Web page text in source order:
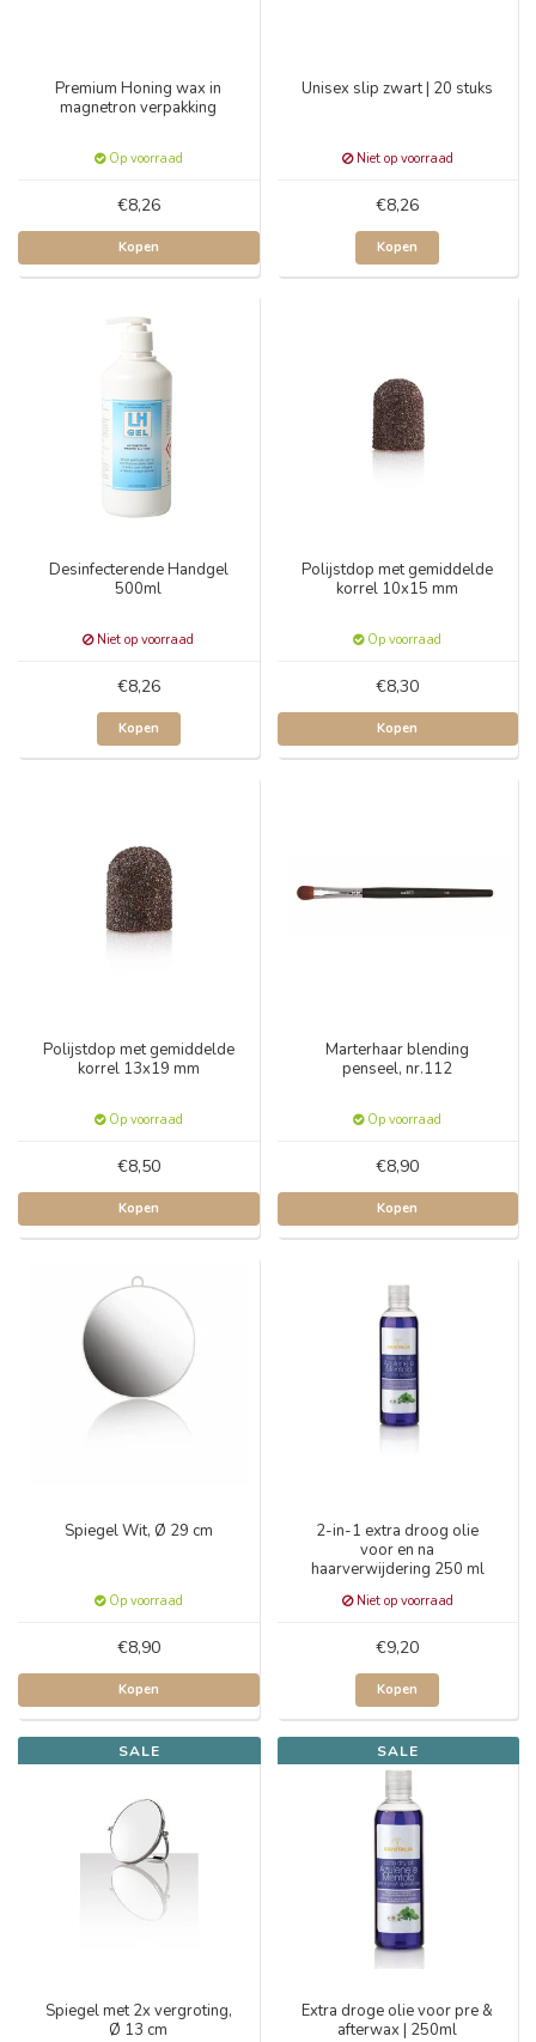
Premium Honing wax in
magnetron verpakking
Op voorraad
€8,26
Kopen
Unisex slip zwart | 20 stuks
Niet op voorraad
€8,26
Kopen
Desinfecterende Handgel
500ml
Niet op voorraad
€8,26
Kopen
Polijstdop met gemiddelde
korrel 10x15 mm
Op voorraad
€8,30
Kopen
Polijstdop met gemiddelde
korrel 13x19 mm
Op voorraad
€8,50
Kopen
Marterhaar blending
penseel, nr.112
Op voorraad
€8,90
Kopen
Spiegel Wit, Ø 29 cm
Op voorraad
€8,90
Kopen
2-in-1 extra droog olie
voor en na
haarverwijdering 250 ml
Niet op voorraad
€9,20
Kopen
SALE
Spiegel met 2x vergroting,
Ø 13 cm
SALE
Extra droge olie voor pre &
afterwax | 250ml